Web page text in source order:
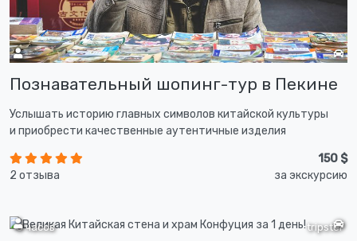
Познавательный шопинг-тур в Пекине
Услышать историю главных символов китайской культуры
и приобрести качественные аутентичные изделия
2 отзыва
150 $
за экскурсию
tripster
8 часов